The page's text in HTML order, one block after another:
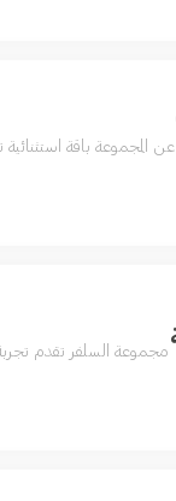
عن المجموعة باقة استثنائية تجمع
مجموعة السلفر تقدم